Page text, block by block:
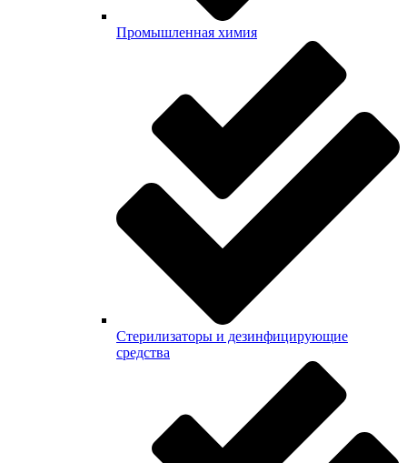
Промышленная химия
Стерилизаторы и дезинфицирующие
средства